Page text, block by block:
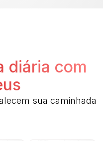
diária com
sua caminhada